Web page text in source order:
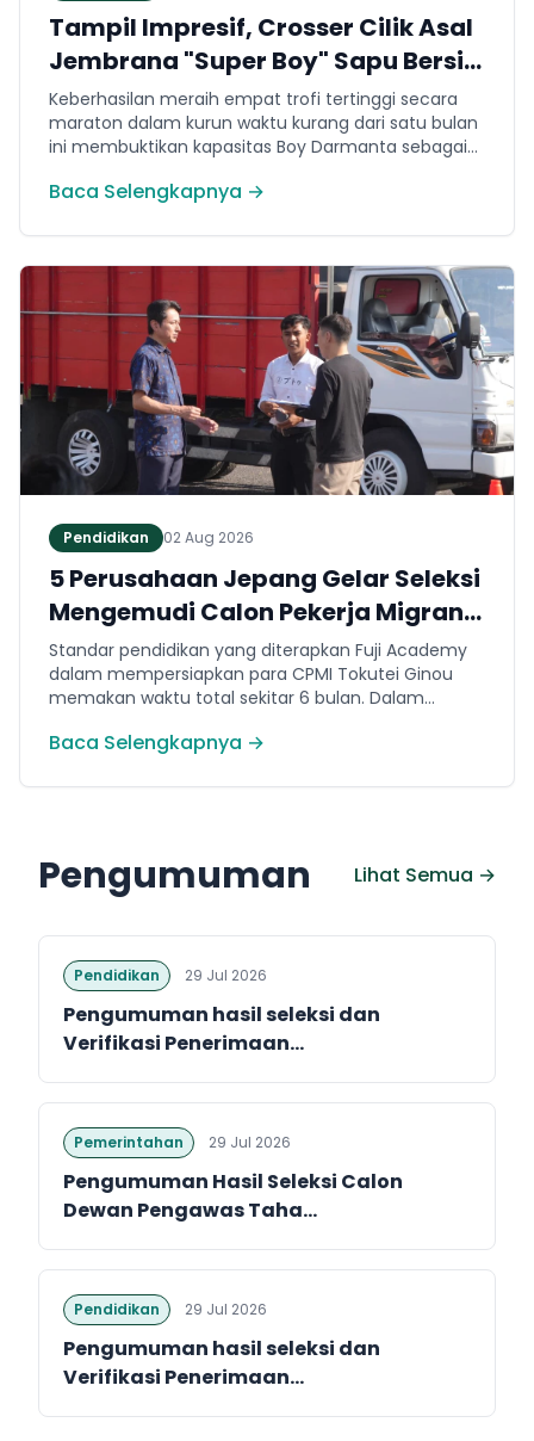
Tampil Impresif, Crosser Cilik Asal
Jembrana "Super Boy" Sapu Bersih
4 Gelar Juara Motocross 50cc di
Jawa
Keberhasilan meraih empat trofi tertinggi secara
maraton dalam kurun waktu kurang dari satu bulan
ini membuktikan kapasitas Boy Darmanta sebagai
dimiliki Jembrana di kancah motocross nasional
Baca Selengkapnya →
Pendidikan 02 Aug 2026
5 Perusahaan Jepang Gelar Seleksi
Mengemudi Calon Pekerja Migran
Jembrana
Standar pendidikan yang diterapkan Fuji Academy
dalam mempersiapkan para CPMI Tokutei Ginou
memakan waktu total sekitar 6 bulan. Dalam
menguasai sejumlah kompetensi. Seperti
(internal Fuji Academy). Sertifikasi resmi bahasa
Jepang.
Baca Selengkapnya →
Pengumuman Lihat Semua →
Pendidikan 29 Jul 2026
Pengumuman hasil seleksi dan
Verifikasi Penerimaan...
Pemerintahan 29 Jul 2026
Pengumuman Hasil Seleksi Calon
Dewan Pengawas Taha...
Pendidikan 29 Jul 2026
Pengumuman hasil seleksi dan
Verifikasi Penerimaan...